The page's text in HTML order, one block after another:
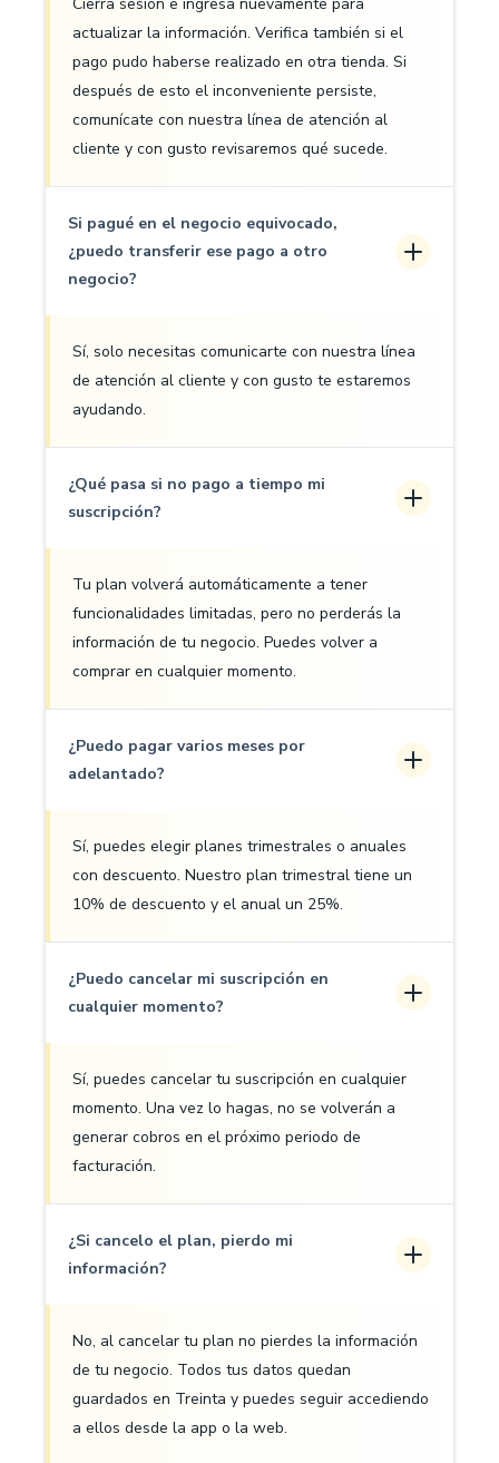
actualizar la información. Verifica también si el
pago pudo haberse realizado en otra tienda. Si
después de esto el inconveniente persiste,
comunícate con nuestra línea de atención al
cliente y con gusto revisaremos qué sucede.
Si pagué en el negocio equivocado,
¿puedo transferir ese pago a otro
negocio?
Sí, solo necesitas comunicarte con nuestra línea
de atención al cliente y con gusto te estaremos
ayudando.
¿Qué pasa si no pago a tiempo mi
suscripción?
Tu plan volverá automáticamente a tener
funcionalidades limitadas, pero no perderás la
información de tu negocio. Puedes volver a
comprar en cualquier momento.
¿Puedo pagar varios meses por
adelantado?
Sí, puedes elegir planes trimestrales o anuales
con descuento. Nuestro plan trimestral tiene un
10% de descuento y el anual un 25%.
¿Puedo cancelar mi suscripción en
cualquier momento?
Sí, puedes cancelar tu suscripción en cualquier
momento. Una vez lo hagas, no se volverán a
generar cobros en el próximo periodo de
facturación.
¿Si cancelo el plan, pierdo mi
información?
No, al cancelar tu plan no pierdes la información
de tu negocio. Todos tus datos quedan
guardados en Treinta y puedes seguir accediendo
a ellos desde la app o la web.